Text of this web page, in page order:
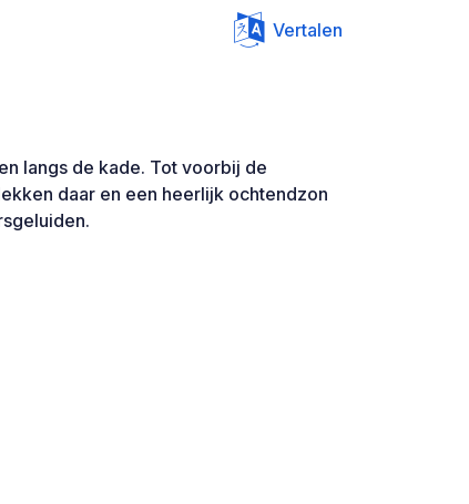
Vertalen
langs de kade. Tot voorbij de
daar en een heerlijk ochtendzon